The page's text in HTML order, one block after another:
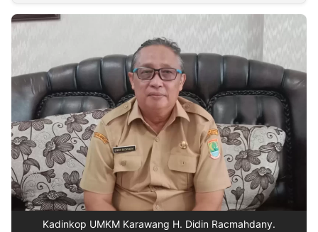
INDONESIA
Partner
Insight
NTB
Suara
Time
Lens
IDN
Daily
Jogja
Jalan
Rakyat
Idealita
News
Kita
Notice
Dinamikapost.com
Radar
Baru
Seedbacklink
Follow
Kabarbaru
Kadinkop UMKM Karawang H. Didin Racmahdany.